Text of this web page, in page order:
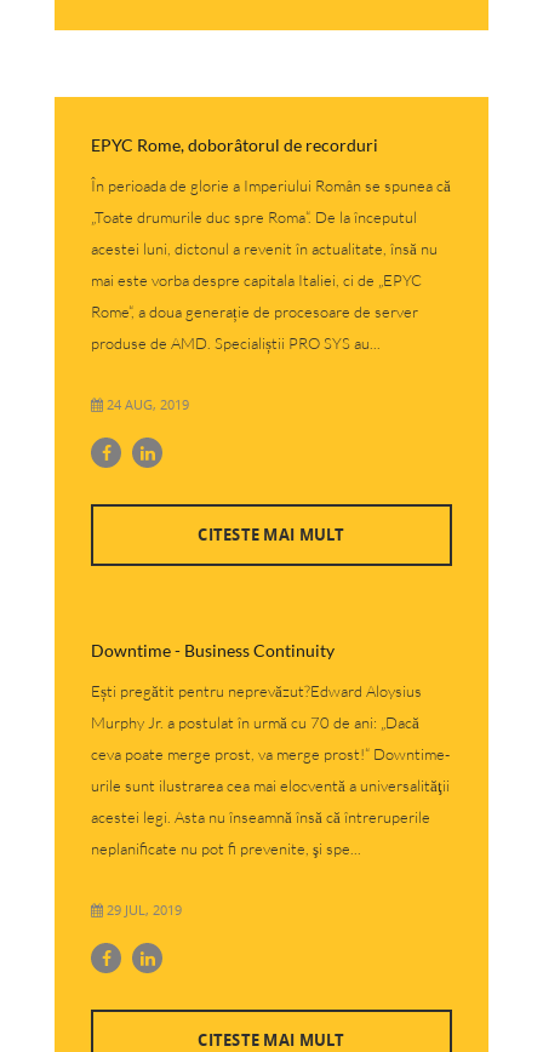
EPYC Rome, doborâtorul de recorduri
În perioada de glorie a Imperiului Român se spunea că
„Toate drumurile duc spre Roma“. De la începutul
acestei luni, dictonul a revenit în actualitate, însă nu
mai este vorba despre capitala Italiei, ci de „EPYC
Rome“, a doua generație de procesoare de server
produse de AMD. Specialiștii PRO SYS au...
24 AUG, 2019
CITESTE MAI MULT
Downtime - Business Continuity
Ești pregătit pentru neprevăzut?Edward Aloysius
Murphy Jr. a postulat în urmă cu 70 de ani: „Dacă
ceva poate merge prost, va merge prost!“ Downtime-
urile sunt ilustrarea cea mai elocventă a universalităţii
acestei legi. Asta nu înseamnă însă că întreruperile
neplanificate nu pot fi prevenite, şi spe...
29 JUL, 2019
CITESTE MAI MULT